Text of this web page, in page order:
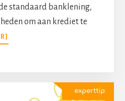
standaard banklening,
om aan krediet te